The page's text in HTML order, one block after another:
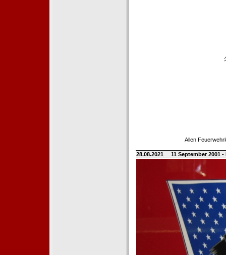
Allen
28.08.2021 11 September 2001